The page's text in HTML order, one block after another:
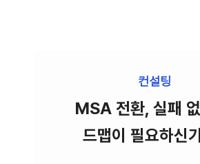
컨설팅
MSA 전환, 실패
드맵이 필요하신